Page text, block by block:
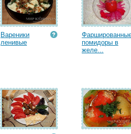
Вареники
ленивые
помидоры в
желе...